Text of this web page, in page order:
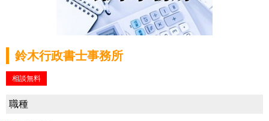
鈴木行政書士事務所
相談無料
職種